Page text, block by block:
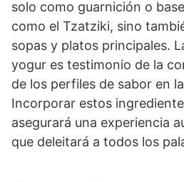
solo como guarnición o
como el Tzatziki, sino
sopas y platos principales.
yogur es testimonio de la
de los perfiles de sabor en
Incorporar estos
asegurará una experiencia
que deleitará a todos los